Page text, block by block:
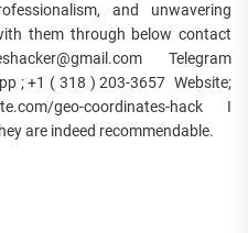
and unwavering
them through below contact
Telegram
; +1 ( 318 ) 203-3657 Website;
geo-coordinates-hack I
are indeed recommendable.